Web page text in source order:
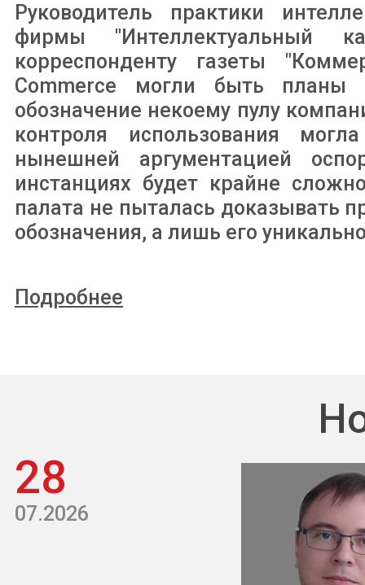
Руководитель практики
фирмы "Интеллектуальный
корреспонденту газеты
Commerce могли быть планы
обозначение некоему пулу
контроля использования
нынешней аргументацией
инстанциях будет крайне
палата не пыталась доказывать
обозначения, а лишь его
Подробнее
28
07.2026